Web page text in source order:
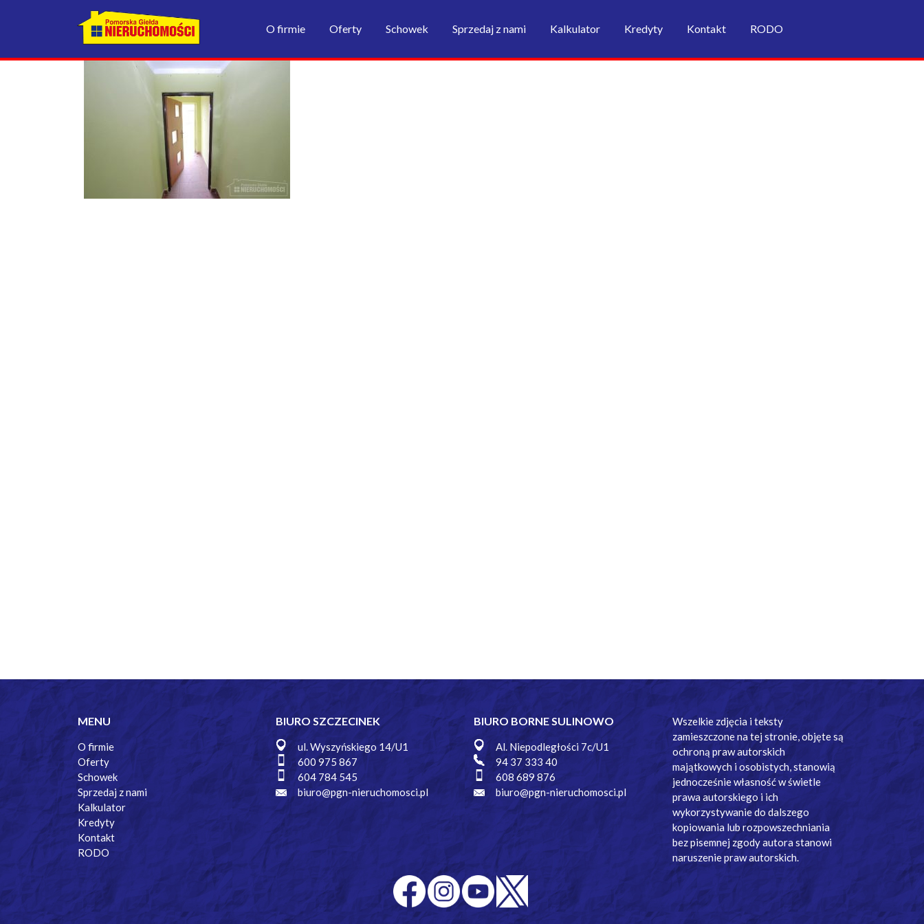
O firmie Oferty Schowek Sprzedaj z nami Kalkulator Kredyty Kontakt RODO
MENU
O firmie
Oferty
Schowek
Sprzedaj z nami
Kalkulator
Kredyty
Kontakt
RODO
BIURO SZCZECINEK
ul. Wyszyńskiego 14/U1
600 975 867
604 784 545
biuro@pgn-nieruchomosci.pl
BIURO BORNE SULINOWO
Al. Niepodległości 7c/U1
94 37 333 40
608 689 876
biuro@pgn-nieruchomosci.pl
Wszelkie zdjęcia i teksty
zamieszczone na tej stronie, objęte są
ochroną praw autorskich
majątkowych i osobistych, stanowią
jednocześnie własność w świetle
prawa autorskiego i ich
wykorzystywanie do dalszego
kopiowania lub rozpowszechniania
bez pisemnej zgody autora stanowi
naruszenie praw autorskich.